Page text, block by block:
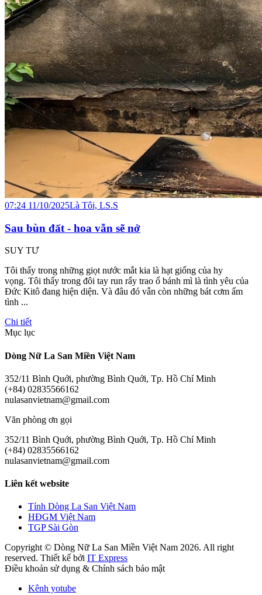
07:24 11/10/2025Là Tôi, LS.S
Sau bùn đất - hoa vẫn sẽ nở
SUY TƯ
Tôi thấy trong những giọt nước mắt kia là hạt giống của hy
vọng. Tôi thấy trong đôi tay run rẩy trao ổ bánh mì là tình yêu của
Đức Kitô đang hiện diện. Và đâu đó vẫn còn những bát cơm ấm
tình ...
Chi tiết
Mục lục
Dòng Nữ La San Miền Việt Nam
352/11 Bình Quới, phường Bình Quới, Tp. Hồ Chí Minh
(+84) 02835566162
nulasanvietnam@gmail.com
Văn phòng ơn gọi
352/11 Bình Quới, phường Bình Quới, Tp. Hồ Chí Minh
(+84) 02835566162
nulasanvietnam@gmail.com
Liên kết website
Tỉnh Dòng La San Việt Nam
HĐGM Việt Nam
TGP Sài Gòn
Copyright © Dòng Nữ La San Miền Việt Nam 2026. All right
reserved. Thiết kế bởi IT Express
Điều khoản sử dụng & Chính sách bảo mật
Kênh yotube